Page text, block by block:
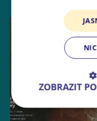
ZOBRAZIT